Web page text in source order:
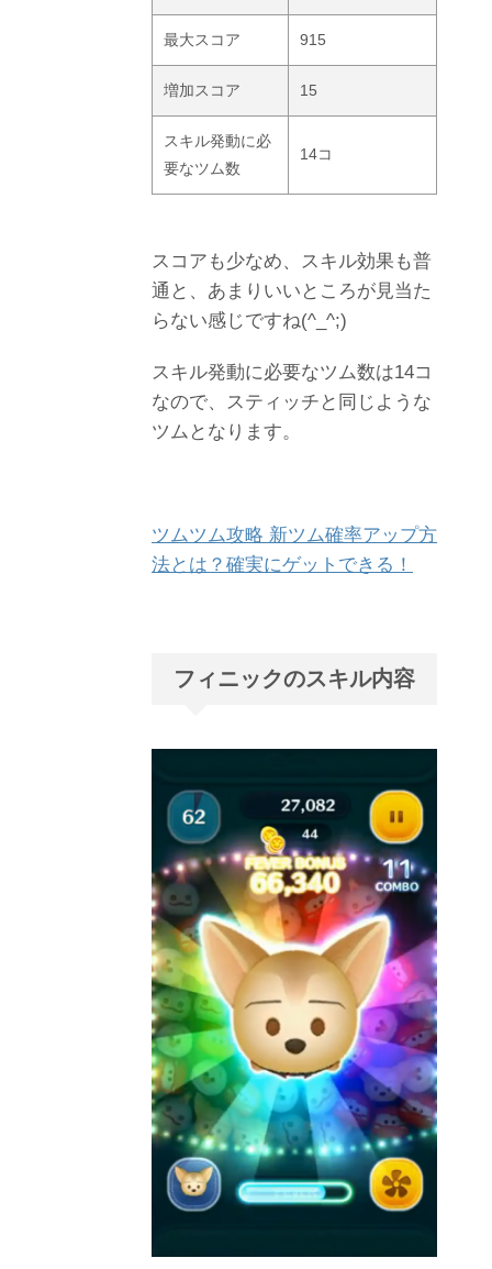
最大スコア 915
増加スコア 15
スキル発動に必
要なツム数
14コ
スコアも少なめ、スキル効果も普
通と、あまりいいところが見当た
らない感じですね(^_^;)
スキル発動に必要なツム数は14コ
なので、スティッチと同じような
ツムとなります。
ツムツム攻略 新ツム確率アップ方
法とは？確実にゲットできる！
フィニックのスキル内容